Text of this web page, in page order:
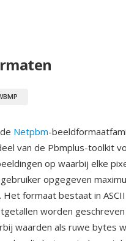
Netpbm-
van de Pbmplus-toolkit
op waarbij elke
opgegeven
formaat bestaat in ASCII
worden
waarden als ruwe bytes